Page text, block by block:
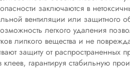
заключаются в
вентиляции или защитного
легкого удаления
липкого вещества и не
защиту от распространенных
гарантируя стабильную